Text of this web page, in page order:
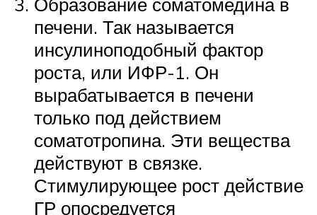
печени. Так называется
инсулиноподобный фактор
роста, или ИФР-1. Он
вырабатывается в печени
только под действием
соматотропина. Эти вещества
действуют в связке.
Стимулирующее рост действие
ГР опосредуется